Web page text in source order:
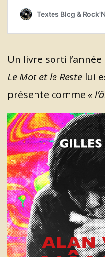
Un livre sorti
Le Mot et le Reste lui
présente comme «